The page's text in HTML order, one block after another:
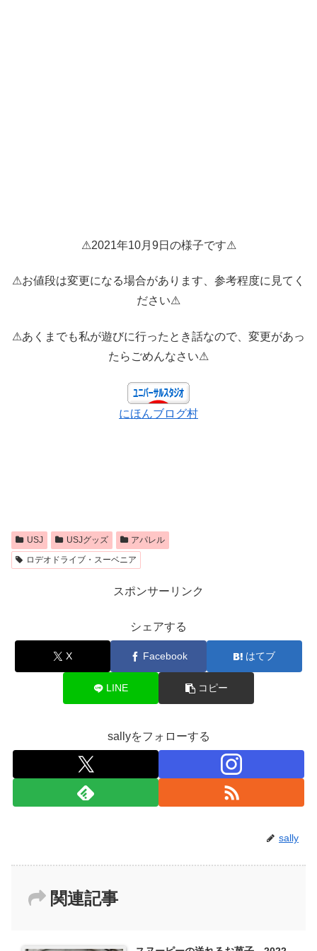
⚠2021年10月9日の様子です⚠
⚠お値段は変更になる場合があります、参考程度に見てく
ださい⚠
⚠あくまでも私が遊びに行ったとき話なので、変更があっ
たらごめんなさい⚠
にほんブログ村
USJ USJグッズ
アパレル
ロデオドライブ・スーベニア
スポンサーリンク
シェアする
X Facebook はてブ
LINE コピー
sallyをフォローする
sally
関連記事